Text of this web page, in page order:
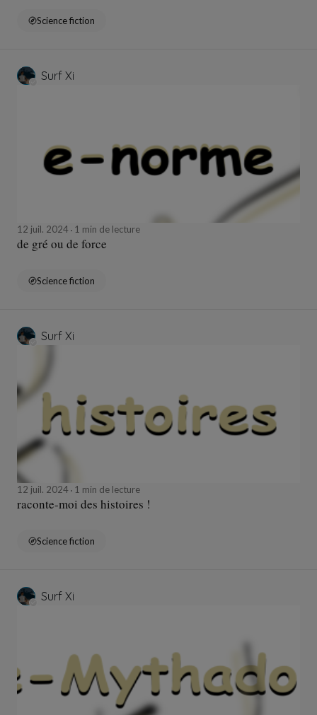
Science fiction
Surf Xi
12 juil. 2024 1 min de lecture
de gré ou de force
Science fiction
Surf Xi
12 juil. 2024 1 min de lecture
raconte-moi des histoires !
Science fiction
Surf Xi